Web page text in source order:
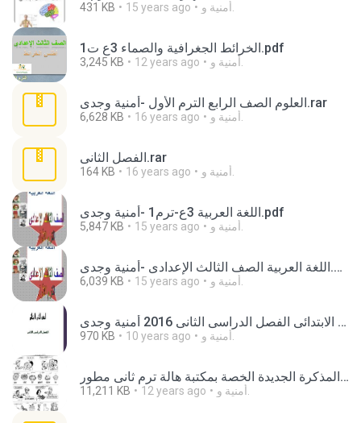
431 KB 15 years ago
الخرائط الجغرافية والصماء 3ع ت1.pdf
3,245 KB 12 years ago
العلوم الصف الرابع الترم الأول -أمنية وجدى.rar
6,628 KB 16 years ago
الفصل الثانى.rar
164 KB 16 years ago
اللغة العربية 3ع-ترم1 -أمنية وجدى.pdf
5,847 KB 15 years ago
اللغة العربية الصف الثالث الإعدادى -أمنية وجدى.pdf
6,039 KB 15 years ago
اللغة العربية الصف الثانى الابتدائى الفصل الدراسى الثانى 2016 أمنية وجدى.doc
970 KB 10 years ago
المذكرة الجديدة الخصة بمكتبة هالة ترم ثانى مطورtime for english للثانى الإبتدائى2014.doc
11,211 KB 12 years ago